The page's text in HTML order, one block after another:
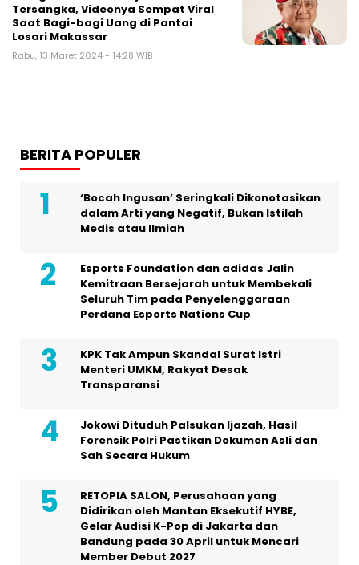
Tersangka, Videonya Sempat Viral
Saat Bagi-bagi Uang di Pantai
Losari Makassar
Rabu, 13 Maret 2024 - 14:28 WIB
BERITA POPULER
‘Bocah Ingusan’ Seringkali Dikonotasikan
dalam Arti yang Negatif, Bukan Istilah
Medis atau Ilmiah
Esports Foundation dan adidas Jalin
Kemitraan Bersejarah untuk Membekali
Seluruh Tim pada Penyelenggaraan
Perdana Esports Nations Cup
KPK Tak Ampun Skandal Surat Istri
Menteri UMKM, Rakyat Desak
Transparansi
Jokowi Dituduh Palsukan Ijazah, Hasil
Forensik Polri Pastikan Dokumen Asli dan
Sah Secara Hukum
RETOPIA SALON, Perusahaan yang
Didirikan oleh Mantan Eksekutif HYBE,
Gelar Audisi K-Pop di Jakarta dan
Bandung pada 30 April untuk Mencari
Member Debut 2027